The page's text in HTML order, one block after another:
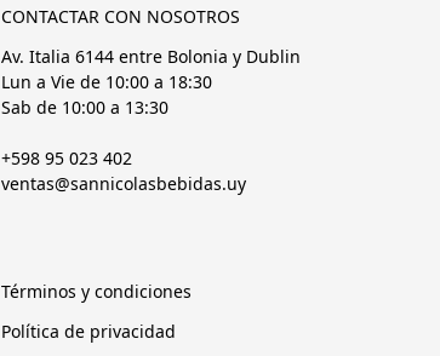
CONTACTAR CON NOSOTROS
Av. Italia 6144 entre Bolonia y Dublin
Lun a Vie de 10:00 a 18:30
Sab de 10:00 a 13:30
+598 95 023 402
ventas@sannicolasbebidas.uy
Términos y condiciones
Política de privacidad